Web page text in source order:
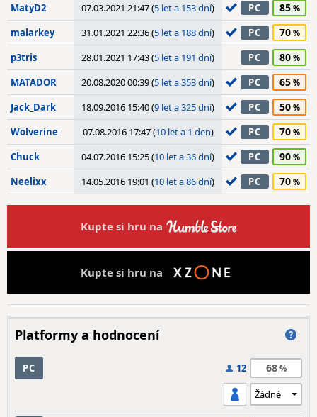
MatyD2 07.03.2021 21:47 (5 let a 153 dní) PC 85
malarkey 31.01.2021 22:36 (5 let a 188 dní) PC 70
p3tris 28.01.2021 17:43 (5 let a 191 dní) PC 80
MATADOR 20.08.2020 00:39 (5 let a 353 dní) PC 65
Jack_Dark 18.09.2016 15:40 (9 let a 325 dní) PC 50
Wolverine 07.08.2016 17:47 (10 let a 1 den) PC 70
Chuck 04.07.2016 15:25 (10 let a 36 dní) PC 90
Neelixx 14.05.2016 19:01 (10 let a 86 dní) PC 70
Kupte si hru na
Kupte si hru na
Platformy a hodnocení
PC 12 68